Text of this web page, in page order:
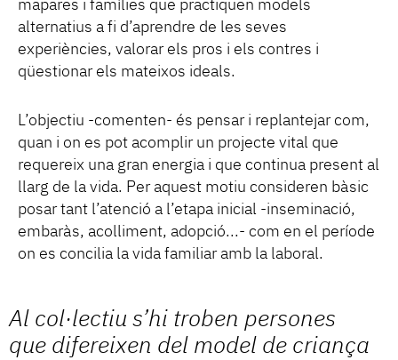
mapares i famílies que practiquen models
alternatius a fi d’aprendre de les seves
experiències, valorar els pros i els contres i
qüestionar els mateixos ideals.
L’objectiu -comenten- és pensar i replantejar com,
quan i on es pot acomplir un projecte vital que
requereix una gran energia i que continua present al
llarg de la vida. Per aquest motiu consideren bàsic
posar tant l’atenció a l’etapa inicial -inseminació,
embaràs, acolliment, adopció...- com en el període
on es concilia la vida familiar amb la laboral.
Al col·lectiu s’hi troben persones
que difereixen del model de criança